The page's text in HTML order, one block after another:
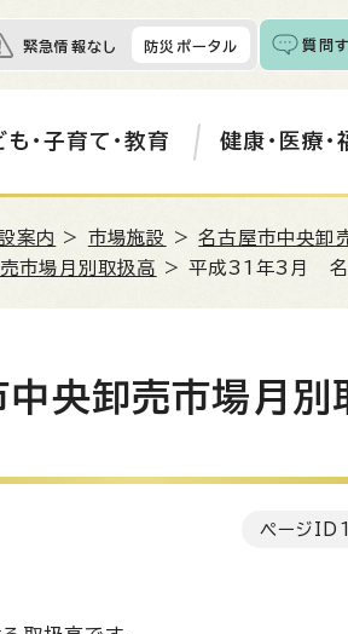
緊急情報なし 防災ポータル 質問
・子育て・教育 健康・医療・
案内 > 市場施設 >名古屋市中央卸
市場月別取扱高 > 平成31年3月 名
央卸売市場月別
ページID